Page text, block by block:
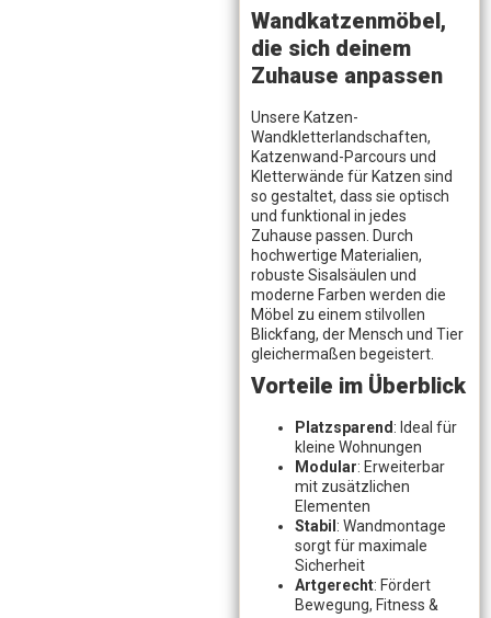
Wandkatzenmöbel,
die sich deinem
Zuhause anpassen
Unsere Katzen-
Wandkletterlandschaften,
Katzenwand-Parcours und
Kletterwände für Katzen sind
so gestaltet, dass sie optisch
und funktional in jedes
Zuhause passen. Durch
hochwertige Materialien,
robuste Sisalsäulen und
moderne Farben werden die
Möbel zu einem stilvollen
Blickfang, der Mensch und Tier
gleichermaßen begeistert.
Vorteile im Überblick
Platzsparend: Ideal für
kleine Wohnungen
Modular: Erweiterbar
mit zusätzlichen
Elementen
Stabil : Wandmontage
sorgt für maximale
Sicherheit
Artgerecht: Fördert
Bewegung, Fitness &